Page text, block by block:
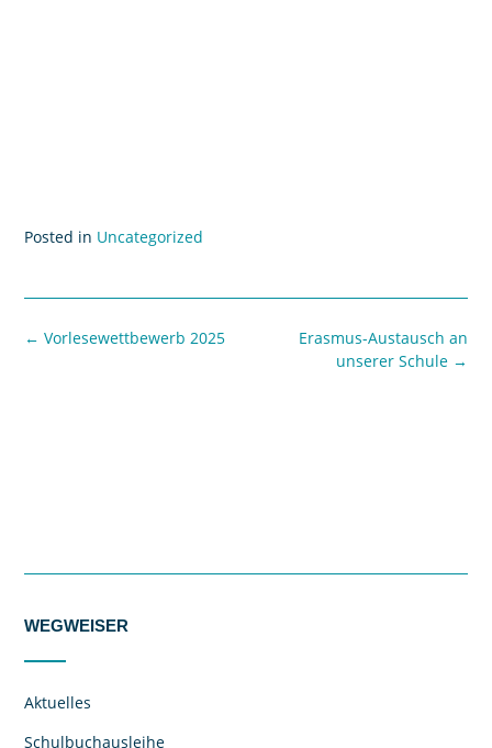
Posted in Uncategorized
Erasmus-Austausch an
unserer Schule →
← Vorlesewettbewerb 2025
WEGWEISER
Aktuelles
Schulbuchausleihe